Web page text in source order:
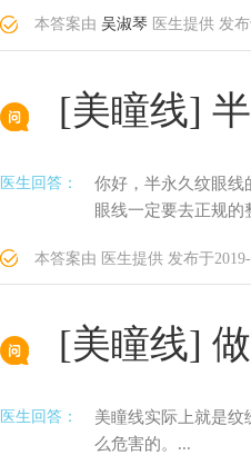
本答案由 吴淑琴 医生提供 发
[美瞳线]
医生回答：
你好，半永久纹眼线
眼线一定要去正规的
本答案由 医生提供 发布于
[美瞳线]
医生回答：
美瞳线实际上就是
么危害的。...